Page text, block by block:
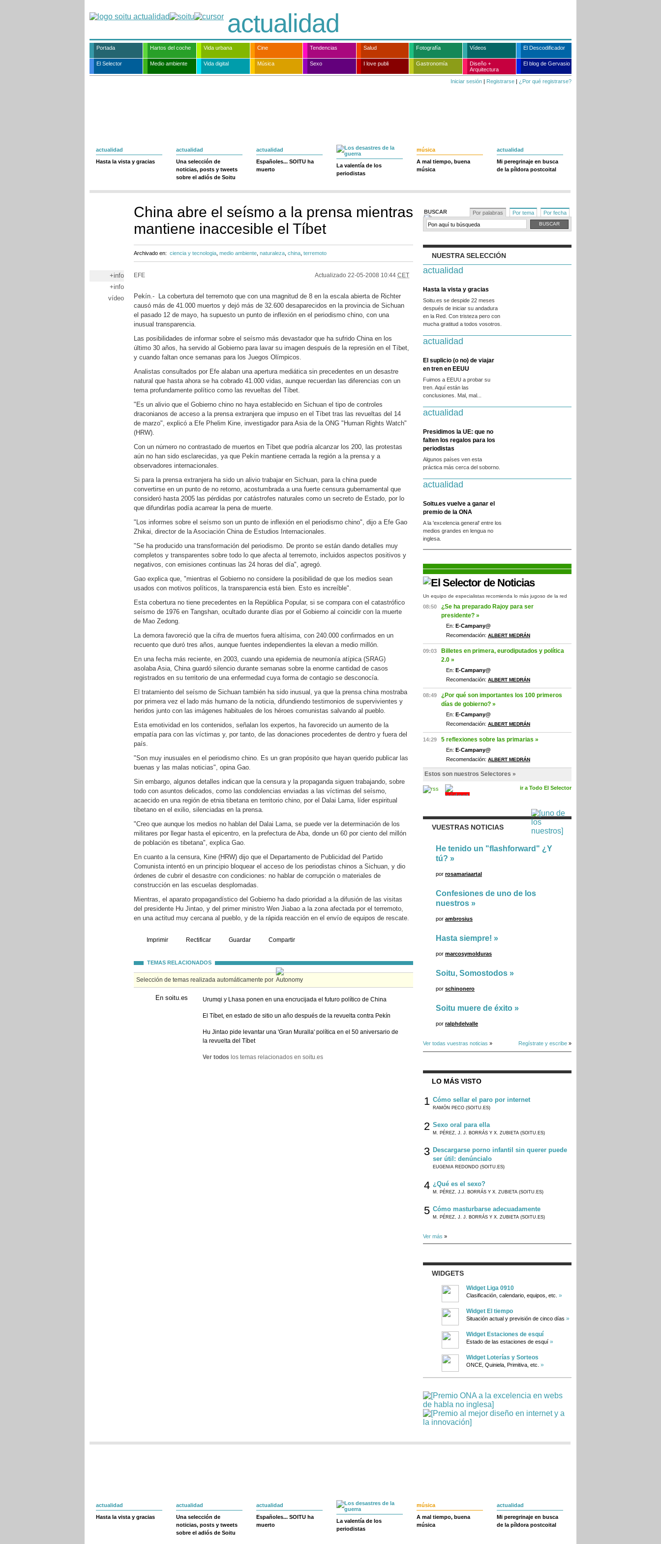
actualidad
Portada Hartos del coche Vida urbana Cine Tendencias Salud Fotografía Vídeos El Descodificador
El Selector Medio ambiente Vida digital Música Sexo I love publi Gastronomía
Diseño +
Arquitectura
El blog de Gervasio
Iniciar sesión | Registrarse | ¿Por qué registrarse?
actualidad
Hasta la vista y gracias
actualidad
Una selección de
noticias, posts y tweets
sobre el adiós de Soitu
actualidad
Españoles... SOITU ha
muerto
La valentía de los
periodistas
música
A mal tiempo, buena
música
actualidad
Mi peregrinaje en busca
de la píldora postcoital
China abre el seísmo a la prensa mientras
mantiene inaccesible el Tíbet
Archivado en: ciencia y tecnologia medio ambiente naturaleza china terremoto
+info
+info
vídeo
EFE Actualizado 22-05-2008 10:44 CET
Pekín.- La cobertura del terremoto que con una magnitud de 8 en la escala abierta de Richter
causó más de 41.000 muertos y dejó más de 32.600 desaparecidos en la provincia de Sichuan
el pasado 12 de mayo, ha supuesto un punto de inflexión en el periodismo chino, con una
inusual transparencia.
Las posibilidades de informar sobre el seísmo más devastador que ha sufrido China en los
último 30 años, ha servido al Gobierno para lavar su imagen después de la represión en el Tíbet,
y cuando faltan once semanas para los Juegos Olímpicos.
Analistas consultados por Efe alaban una apertura mediática sin precedentes en un desastre
natural que hasta ahora se ha cobrado 41.000 vidas, aunque recuerdan las diferencias con un
tema profundamente político como las revueltas del Tíbet.
"Es un alivio que el Gobierno chino no haya establecido en Sichuan el tipo de controles
draconianos de acceso a la prensa extranjera que impuso en el Tíbet tras las revueltas del 14
de marzo", explicó a Efe Phelim Kine, investigador para Asia de la ONG "Human Rights Watch"
(HRW).
Con un número no contrastado de muertos en Tíbet que podría alcanzar los 200, las protestas
aún no han sido esclarecidas, ya que Pekín mantiene cerrada la región a la prensa y a
observadores internacionales.
Si para la prensa extranjera ha sido un alivio trabajar en Sichuan, para la china puede
convertirse en un punto de no retorno, acostumbrada a una fuerte censura gubernamental que
consideró hasta 2005 las pérdidas por catástrofes naturales como un secreto de Estado, por lo
que difundirlas podía acarrear la pena de muerte.
"Los informes sobre el seísmo son un punto de inflexión en el periodismo chino", dijo a Efe Gao
Zhikai, director de la Asociación China de Estudios Internacionales.
"Se ha producido una transformación del periodismo. De pronto se están dando detalles muy
completos y transparentes sobre todo lo que afecta al terremoto, incluidos aspectos positivos y
negativos, con emisiones continuas las 24 horas del día", agregó.
Gao explica que, "mientras el Gobierno no considere la posibilidad de que los medios sean
usados con motivos políticos, la transparencia está bien. Esto es increíble".
Esta cobertura no tiene precedentes en la República Popular, si se compara con el catastrófico
seísmo de 1976 en Tangshan, ocultado durante días por el Gobierno al coincidir con la muerte
de Mao Zedong.
La demora favoreció que la cifra de muertos fuera altísima, con 240.000 confirmados en un
recuento que duró tres años, aunque fuentes independientes la elevan a medio millón.
En una fecha más reciente, en 2003, cuando una epidemia de neumonía atípica (SRAG)
asolaba Asia, China guardó silencio durante semanas sobre la enorme cantidad de casos
registrados en su territorio de una enfermedad cuya forma de contagio se desconocía.
El tratamiento del seísmo de Sichuan también ha sido inusual, ya que la prensa china mostraba
por primera vez el lado más humano de la noticia, difundiendo testimonios de supervivientes y
heridos junto con las imágenes habituales de los héroes comunistas salvando al pueblo.
Esta emotividad en los contenidos, señalan los expertos, ha favorecido un aumento de la
empatía para con las víctimas y, por tanto, de las donaciones procedentes de dentro y fuera del
país.
"Son muy inusuales en el periodismo chino. Es un gran propósito que hayan querido publicar las
buenas y las malas noticias", opina Gao.
Sin embargo, algunos detalles indican que la censura y la propaganda siguen trabajando, sobre
todo con asuntos delicados, como las condolencias enviadas a las víctimas del seísmo,
acaecido en una región de etnia tibetana en territorio chino, por el Dalai Lama, líder espiritual
tibetano en el exilio, silenciadas en la prensa.
"Creo que aunque los medios no hablan del Dalai Lama, se puede ver la determinación de los
militares por llegar hasta el epicentro, en la prefectura de Aba, donde un 60 por ciento del millón
de población es tibetana", explica Gao.
En cuanto a la censura, Kine (HRW) dijo que el Departamento de Publicidad del Partido
Comunista intentó en un principio bloquear el acceso de los periodistas chinos a Sichuan, y dio
órdenes de cubrir el desastre con condiciones: no hablar de corrupción o materiales de
construcción en las escuelas desplomadas.
Mientras, el aparato propagandístico del Gobierno ha dado prioridad a la difusión de las visitas
del presidente Hu Jintao, y del primer ministro Wen Jiabao a la zona afectada por el terremoto,
en una actitud muy cercana al pueblo, y de la rápida reacción en el envío de equipos de rescate.
Imprimir Rectificar Guardar Compartir
TEMAS RELACIONADOS
Selección de temas realizada automáticamente por
En soitu.es Urumqi y Lhasa ponen en una encrucijada el futuro político de China
El Tíbet, en estado de sitio un año después de la revuelta contra Pekín
Hu Jintao pide levantar una 'Gran Muralla' política en el 50 aniversario de
la revuelta del Tíbet
Ver todos los temas relacionados en soitu.es
BUSCAR Por palabras Por tema Por fecha
NUESTRA SELECCIÓN
actualidad
Hasta la vista y gracias
Soitu.es se despide 22 meses
después de iniciar su andadura
en la Red. Con tristeza pero con
mucha gratitud a todos vosotros.
actualidad
El suplicio (o no) de viajar
en tren en EEUU
Fuimos a EEUU a probar su
tren. Aquí están las
conclusiones. Mal, mal...
actualidad
Presidimos la UE: que no
falten los regalos para los
periodistas
Algunos países ven esta
práctica más cerca del soborno.
actualidad
Soitu.es vuelve a ganar el
premio de la ONA
A la 'excelencia general' entre los
medios grandes en lengua no
inglesa.
Un equipo de especialistas recomienda lo más jugoso de la red
08:50
¿Se ha preparado Rajoy para ser
presidente? »
En: E-Campany@
Recomendación: ALBERT MEDRÁN
09:03
Billetes en primera, eurodiputados y política
2.0 »
En: E-Campany@
Recomendación: ALBERT MEDRÁN
08:49
¿Por qué son importantes los 100 primeros
días de gobierno? »
En: E-Campany@
Recomendación: ALBERT MEDRÁN
14:29 5 reflexiones sobre las primarias »
En: E-Campany@
Recomendación: ALBERT MEDRÁN
Estos son nuestros Selectores »
ir a Todo El Selector
VUESTRAS NOTICIAS
He tenido un "flashforward" ¿Y
tú? »
por rosamariaartal
Confesiones de uno de los
nuestros »
por ambrosius
Hasta siempre! »
por marcosymolduras
Soitu, Somostodos »
por schinonero
Soitu muere de éxito »
por ralphdelvalle
Ver todas vuestras noticias » Regístrate y escribe »
LO MÁS VISTO
1 Cómo sellar el paro por internet
RAMÓN PECO (SOITU.ES)
2 Sexo oral para ella
M. PÉREZ, J. J. BORRÁS Y X. ZUBIETA (SOITU.ES)
3 Descargarse porno infantil sin querer puede
ser útil: denúncialo
EUGENIA REDONDO (SOITU.ES)
4 ¿Qué es el sexo?
M. PÉREZ, J.J. BORRÁS Y X. ZUBIETA (SOITU.ES)
5 Cómo masturbarse adecuadamente
M. PÉREZ, J. J. BORRÁS Y X. ZUBIETA (SOITU.ES)
Ver más »
WIDGETS
Widget Liga 0910
Clasificación, calendario, equipos, etc. »
Widget El tiempo
Situación actual y previsión de cinco días »
Widget Estaciones de esquí
Estado de las estaciones de esquí »
Widget Loterías y Sorteos
ONCE, Quiniela, Primitiva, etc. »
actualidad
Hasta la vista y gracias
actualidad
Una selección de
noticias, posts y tweets
sobre el adiós de Soitu
actualidad
Españoles... SOITU ha
muerto
La valentía de los
periodistas
música
A mal tiempo, buena
música
actualidad
Mi peregrinaje en busca
de la píldora postcoital